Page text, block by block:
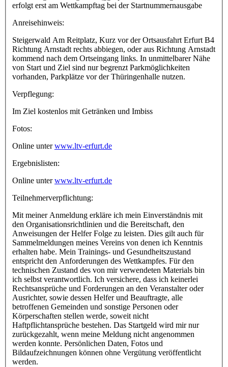
erfolgt erst am Wettkampftag bei der Startnummernausgabe
Anreisehinweis:
Steigerwald Am Reitplatz, Kurz vor der Ortsausfahrt Erfurt B4
Richtung Arnstadt rechts abbiegen, oder aus Richtung Arnstadt
kommend nach dem Ortseingang links. In unmittelbarer Nähe
von Start und Ziel sind nur begrenzt Parkmöglichkeiten
vorhanden, Parkplätze vor der Thüringenhalle nutzen.
Verpflegung:
Im Ziel kostenlos mit Getränken und Imbiss
Fotos:
Online unterwww.ltv-erfurt.de
Ergebnislisten:
Online unterwww.ltv-erfurt.de
Teilnehmerverpflichtung:
Mit meiner Anmeldung erkläre ich mein Einverständnis mit
den Organisationsrichtlinien und die Bereitschaft, den
Anweisungen der Helfer Folge zu leisten. Dies gilt auch für
Sammelmeldungen meines Vereins von denen ich Kenntnis
erhalten habe. Mein Trainings- und Gesundheitszustand
entspricht den Anforderungen des Wettkampfes. Für den
technischen Zustand des von mir verwendeten Materials bin
ich selbst verantwortlich. Ich versichere, dass ich keinerlei
Rechtsansprüche und Forderungen an den Veranstalter oder
Ausrichter, sowie dessen Helfer und Beauftragte, alle
betroffenen Gemeinden und sonstige Personen oder
Körperschaften stellen werde, soweit nicht
Haftpflichtansprüche bestehen. Das Startgeld wird mir nur
zurückgezahlt, wenn meine Meldung nicht angenommen
werden konnte. Persönlichen Daten, Fotos und
Bildaufzeichnungen können ohne Vergütung veröffentlicht
werden.